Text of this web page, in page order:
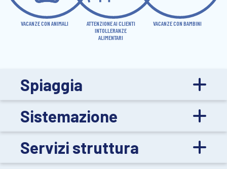
VACANZE CON ANIMALI
ATTENZIONE AI CLIENTI
INTOLLERANZE
ALIMENTARI
VACANZE CON BAMBINI
Spiaggia
Sistemazione
Servizi struttura